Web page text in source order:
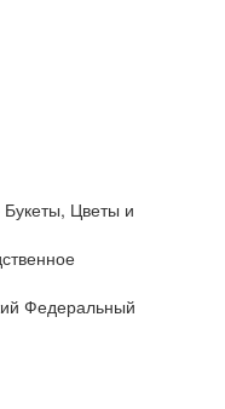
Цветы и
Федеральный